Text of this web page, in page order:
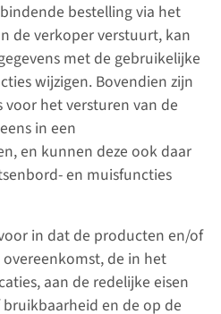
bestelling via het
de verkoper verstuurt, kan
met de gebruikelijke
wijzigen. Bovendien zijn
voor het versturen van de
in een
en kunnen deze ook daar
en muisfuncties
in dat de producten en/of
de in het
aan de redelijke eisen
en de op de